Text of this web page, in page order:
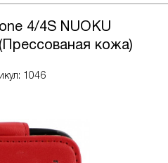
4/4S NUOKU
кожа)
1046